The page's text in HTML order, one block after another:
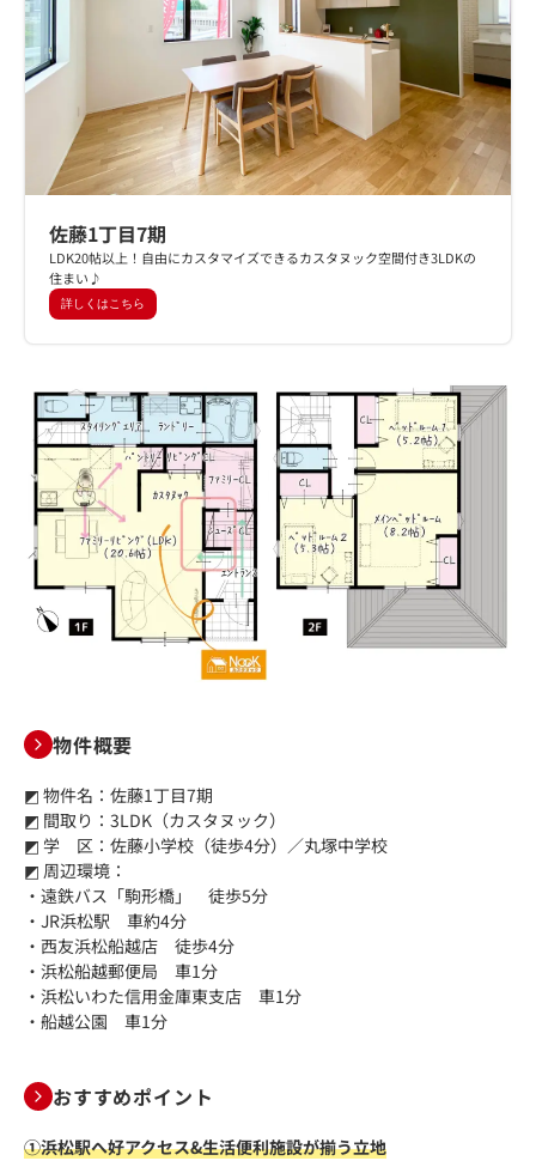
佐藤1丁目7期
LDK20帖以上！自由にカスタマイズできるカスタヌック空間付き3LDKの
住まい♪
詳しくはこちら
物件概要
◩ 物件名：佐藤1丁目7期
◩ 間取り：3LDK（カスタヌック）
◩ 学 区：佐藤小学校（徒歩4分）／丸塚中学校
◩ 周辺環境：
・遠鉄バス「駒形橋」 徒歩5分
・JR浜松駅 車約4分
・西友浜松船越店 徒歩4分
・浜松船越郵便局 車1分
・浜松いわた信用金庫東支店 車1分
・船越公園 車1分
おすすめポイント
①浜松駅へ好アクセス&生活便利施設が揃う立地